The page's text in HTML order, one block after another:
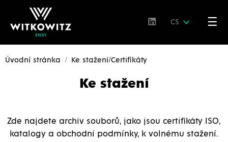
CS ☰
Úvodní stránka Ke stažení/Certifikáty
Ke stažení
Zde najdete archiv souborů, jako jsou certifikáty ISO,
katalogy a obchodní podmínky, k volnému stažení.